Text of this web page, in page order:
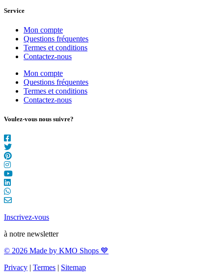
Service
Mon compte
Questions fréquentes
Termes et conditions
Contactez-nous
Mon compte
Questions fréquentes
Termes et conditions
Contactez-nous
Voulez-vous nous suivre?
Inscrivez-vous
à notre newsletter
© 2026 Made by KMO Shops 💙
Privacy | Termes | Sitemap